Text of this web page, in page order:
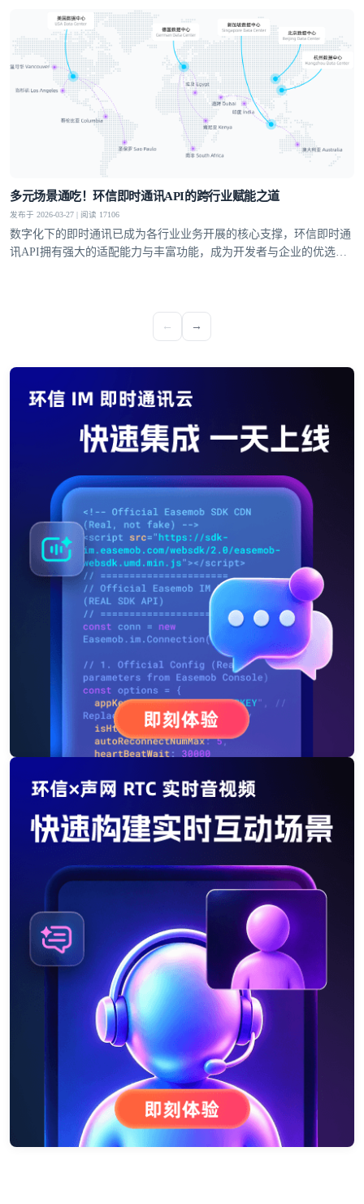
多元场景通吃！环信即时通讯API的跨行业赋能之道
发布于 2026-03-27 | 阅读 17106
数字化下的即时通讯已成为各行业业务开展的核心支撑，环信即时通
讯API拥有强大的适配能力与丰富功能，成为开发者与企业的优选方
←
→